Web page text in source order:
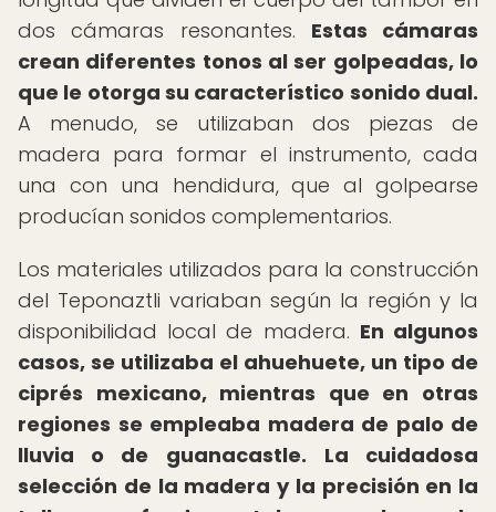
dos cámaras resonantes. Estas cámaras
crean diferentes tonos al ser golpeadas, lo
que le otorga su característico sonido dual.
A menudo, se utilizaban dos piezas de
madera para formar el instrumento, cada
una con una hendidura, que al golpearse
producían sonidos complementarios.
Los materiales utilizados para la construcción
del Teponaztli variaban según la región y la
disponibilidad local de madera. En algunos
casos, se utilizaba el ahuehuete, un tipo de
ciprés mexicano, mientras que en otras
regiones se empleaba madera de palo de
lluvia o de guanacastle.
La cuidadosa
selección de la madera y la precisión en la